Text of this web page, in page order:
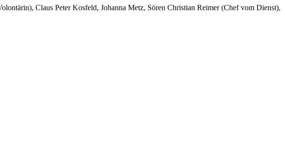
Claus Peter Kosfeld, Johanna Metz, Sören Christian Reimer (Chef vom Dienst),